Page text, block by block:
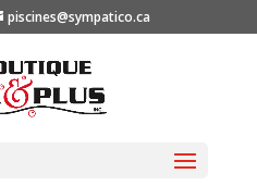
piscines@sympatico.ca